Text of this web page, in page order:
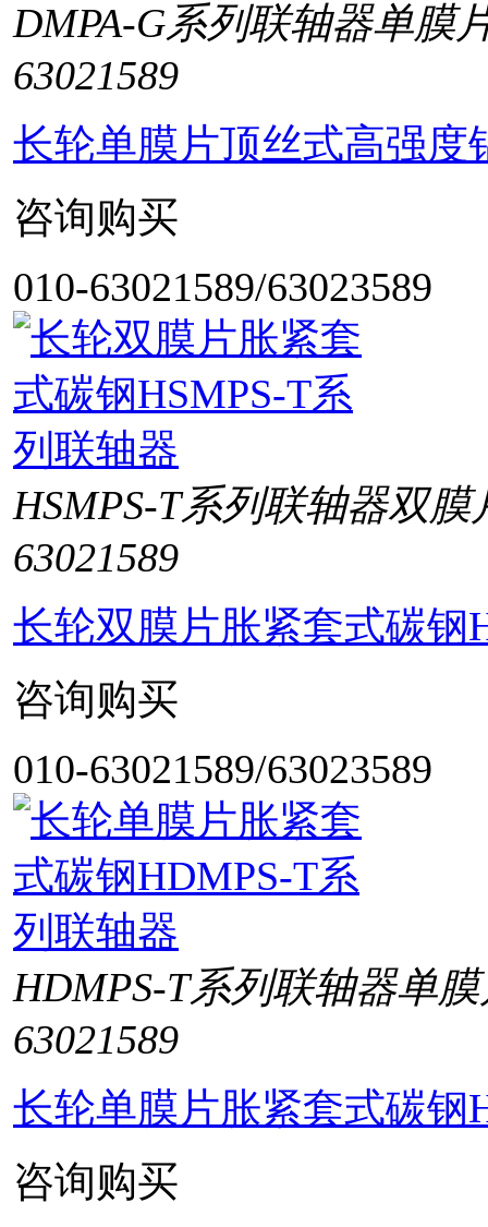
DMPA-G系列联轴器单膜
63021589
长轮单膜片顶丝式高强度
咨询购买
010-63021589/63023589
HSMPS-T系列联轴器双
63021589
长轮双膜片胀紧套式碳钢
咨询购买
010-63021589/63023589
HDMPS-T系列联轴器单
63021589
长轮单膜片胀紧套式碳钢
咨询购买